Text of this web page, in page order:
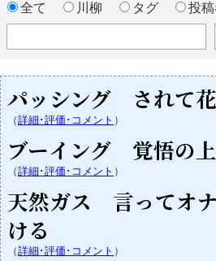
全て 川柳 タグ 投
パッシング されて
（詳細･評価･コメント ）
ブーイング 覚悟の
（詳細･評価･コメント ）
天然ガス 言ってオ
ける
（詳細･評価･コメント ）